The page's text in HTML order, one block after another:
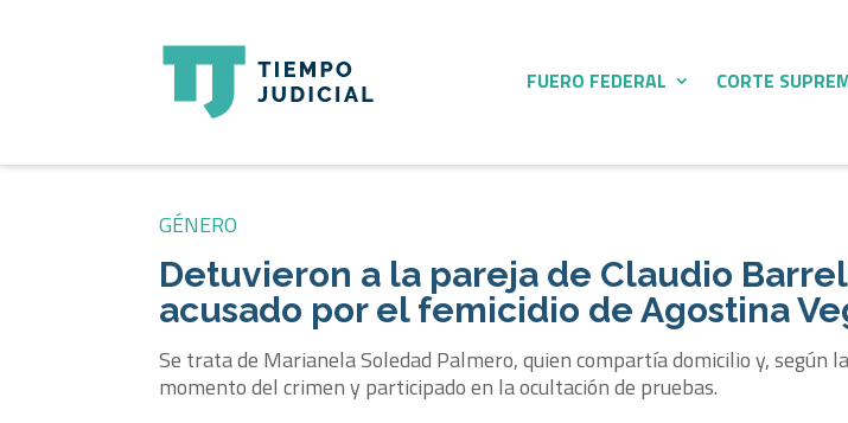
FUERO FEDERAL CORTE
GÉNERO
Detuvieron a la pareja de Claudio
acusado por el femicidio de Agostina
Se trata de Marianela Soledad Palmero, quien compartía domicilio y, según
momento del crimen y participado en la ocultación de pruebas.